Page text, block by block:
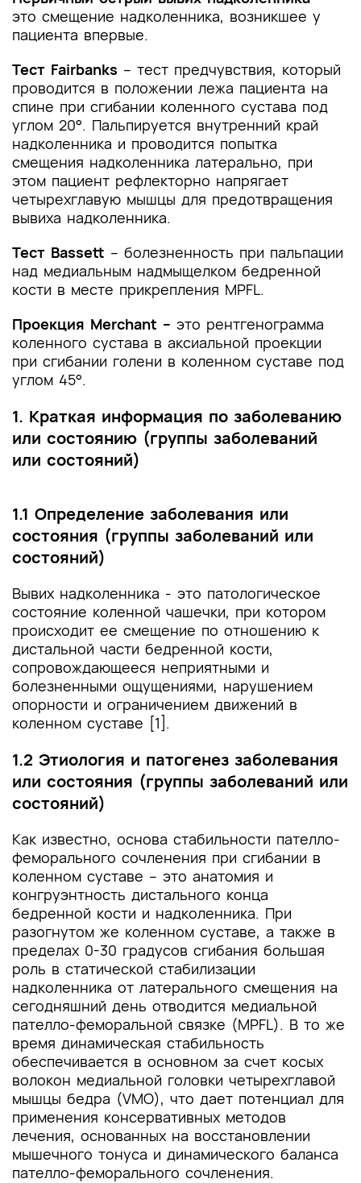
это смещение надколенника, возникшее у
пациента впервые.
Тест Fairbanks – тест предчувствия, который
проводится в положении лежа пациента на
спине при сгибании коленного сустава под
углом 20°. Пальпируется внутренний край
надколенника и проводится попытка
смещения надколенника латерально, при
этом пациент рефлекторно напрягает
четырехглавую мышцы для предотвращения
вывиха надколенника.
Тест Bassett – болезненность при пальпации
над медиальным надмыщелком бедренной
кости в месте прикрепления MPFL.
Проекция Merchant – это рентгенограмма
коленного сустава в аксиальной проекции
при сгибании голени в коленном суставе под
углом 45°.
1. Краткая информация по заболеванию
или состоянию (группы заболеваний
или состояний)
1.1 Определение заболевания или
состояния (группы заболеваний или
состояний)
Вывих надколенника - это патологическое
состояние коленной чашечки, при котором
происходит ее смещение по отношению к
дистальной части бедренной кости,
сопровождающееся неприятными и
болезненными ощущениями, нарушением
опорности и ограничением движений в
коленном суставе [1].
1.2 Этиология и патогенез заболевания
или состояния (группы заболеваний или
состояний)
Как известно, основа стабильности пателло-
феморального сочленения при сгибании в
коленном суставе – это анатомия и
конгруэнтность дистального конца
бедренной кости и надколенника. При
разогнутом же коленном суставе, а также в
пределах 0-30 градусов сгибания большая
роль в статической стабилизации
надколенника от латерального смещения на
сегодняшний день отводится медиальной
пателло-феморальной связке (MPFL). В то же
время динамическая стабильность
обеспечивается в основном за счет косых
волокон медиальной головки четырехглавой
мышцы бедра (VMO), что дает потенциал для
применения консервативных методов
лечения, основанных на восстановлении
мышечного тонуса и динамического баланса
пателло-феморального сочленения.